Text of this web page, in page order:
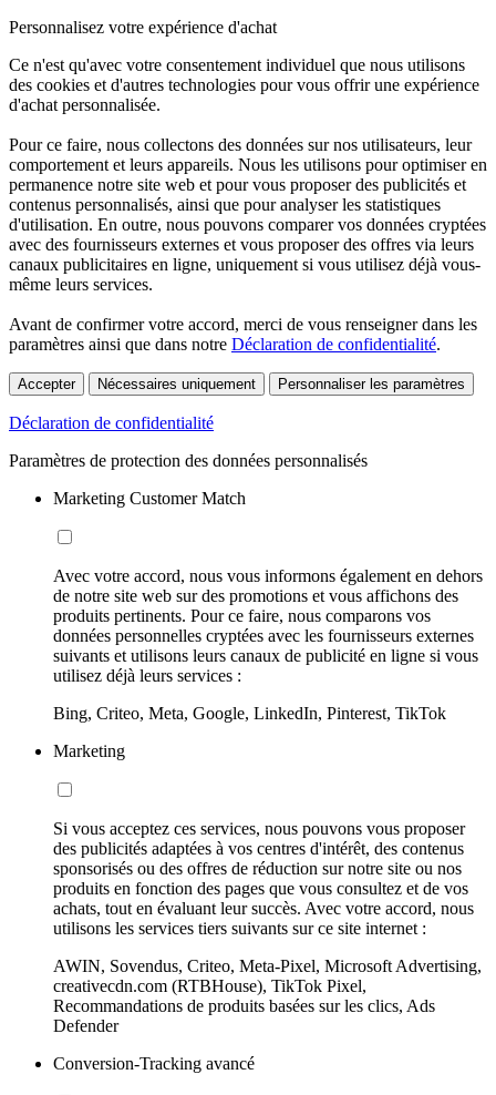
Personnalisez votre expérience d'achat
Ce n'est qu'avec votre consentement individuel que nous utilisons
des cookies et d'autres technologies pour vous offrir une expérience
d'achat personnalisée.
Pour ce faire, nous collectons des données sur nos utilisateurs, leur
comportement et leurs appareils. Nous les utilisons pour optimiser en
permanence notre site web et pour vous proposer des publicités et
contenus personnalisés, ainsi que pour analyser les statistiques
d'utilisation. En outre, nous pouvons comparer vos données cryptées
avec des fournisseurs externes et vous proposer des offres via leurs
canaux publicitaires en ligne, uniquement si vous utilisez déjà vous-
même leurs services.
Avant de confirmer votre accord, merci de vous renseigner dans les
paramètres ainsi que dans notre Déclaration de confidentialité.
Accepter Nécessaires uniquement Personnaliser les paramètres
Déclaration de confidentialité
Paramètres de protection des données personnalisés
Marketing Customer Match
Avec votre accord, nous vous informons également en dehors
de notre site web sur des promotions et vous affichons des
produits pertinents. Pour ce faire, nous comparons vos
données personnelles cryptées avec les fournisseurs externes
suivants et utilisons leurs canaux de publicité en ligne si vous
utilisez déjà leurs services :
Bing, Criteo, Meta, Google, LinkedIn, Pinterest, TikTok
Marketing
Si vous acceptez ces services, nous pouvons vous proposer
des publicités adaptées à vos centres d'intérêt, des contenus
sponsorisés ou des offres de réduction sur notre site ou nos
produits en fonction des pages que vous consultez et de vos
achats, tout en évaluant leur succès. Avec votre accord, nous
utilisons les services tiers suivants sur ce site internet :
AWIN, Sovendus, Criteo, Meta-Pixel, Microsoft Advertising,
creativecdn.com (RTBHouse), TikTok Pixel,
Recommandations de produits basées sur les clics, Ads
Defender
Conversion-Tracking avancé